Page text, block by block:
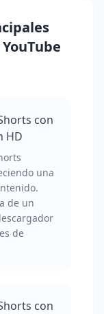
con
HD
una
de un
de
con